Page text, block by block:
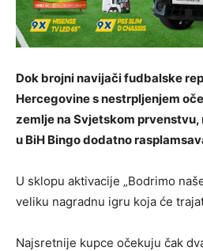
Dok brojni navijači fudbalske
Hercegovine s nestrpljenjem
zemlje na Svjetskom
u BiH Bingo dodatno
U sklopu aktivacije „Bodrimo
veliku nagradnu igru koja će
Najsretnije kupce očekuju čak